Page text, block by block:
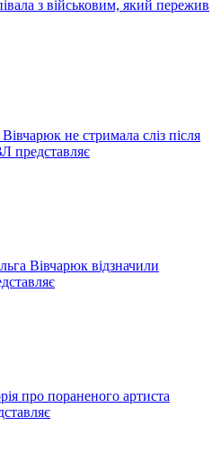
з військовим, який пережив
не стримала сліз після
представляє
Вівчарюк відзначили
про пораненого артиста